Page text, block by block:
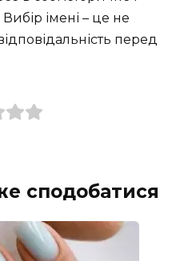
імені – це не
перед
сподобатися